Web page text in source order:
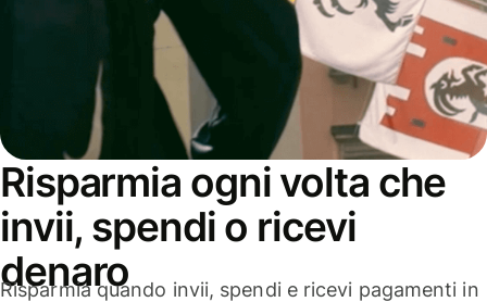
Risparmia ogni volta che
invii, spendi o ricevi
denaro
Risparmia quando invii, spendi e ricevi pagamenti in